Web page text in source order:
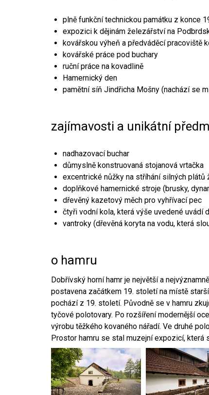
plně funkční technickou památku z konce
expozici k dějinám železářství na
kovářskou výheň a předváděcí pracoviště
kovářské práce pod buchary
ruční práce na kovadlině
Hamernický den
pamětní síň Jindřicha Mošny (nachází se
zajímavosti a unikátní
nadhazovací buchar
důmyslně konstruovaná stojanová vrtačka
excentrické nůžky na stříhání silných plátů
doplňkové hamernické stroje (brusky,
dřevěný kazetový měch pro vyhřívací pec
čtyři vodní kola, která výše uvedené uvádí
vantroky (dřevěná koryta na vodu, která
o hamru
Dobřívský horní hamr je největší a
postavena začátkem 19. století na místě
pochází z 19. století. Původně se v hamru
tyčové polotovary. Po rozšíření modernější
výrobu těžkého kovaného nářadí. Ve druhé
Prostor hamru se stal muzejní expozicí,